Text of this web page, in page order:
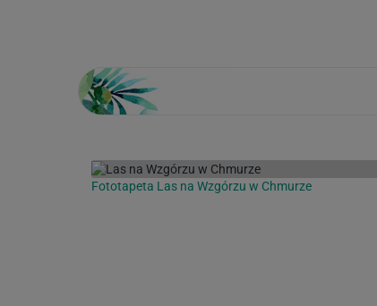
Fototapeta Las na Wzgórzu w Chmurze